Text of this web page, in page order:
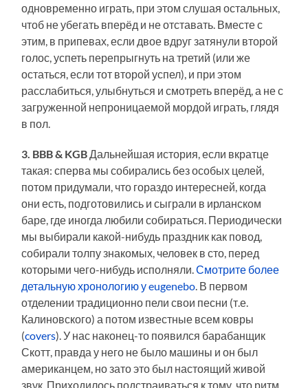
одновременно играть, при этом слушая остальных,
чтоб не убегать вперёд и не отставать. Вместе с
этим, в припевах, если двое вдруг затянули второй
голос, успеть перепрыгнуть на третий (или же
остаться, если тот второй успел), и при этом
расслабиться, улыбнуться и смотреть вперёд, а не с
загруженной непроницаемой мордой играть, глядя
в пол.
3. BBB & KGB Дальнейшая история, если вкратце
такая: сперва мы собирались без особых целей,
потом придумали, что гораздо интересней, когда
они есть, подготовились и сыграли в ирланском
баре, где иногда любили собираться. Периодически
мы выбирали какой-нибудь праздник как повод,
собирали толпу знакомых, человек в сто, перед
которыми чего-нибудь исполняли.Смотрите более
детальную хронологию уeugenebo . В первом
отделении традиционно пели свои песни (т.е.
Калиновского) а потом известные всем ковры
(covers). У нас наконец-то появился барабанщик
Скотт, правда у него не было машины и он был
американцем, но зато это был настоящий живой
звук. Приходилось подстраиваться к тому, что ритм